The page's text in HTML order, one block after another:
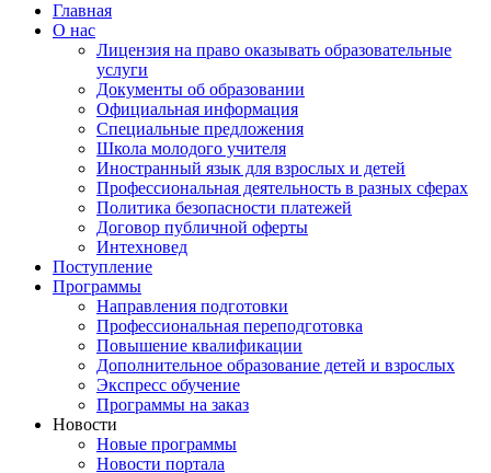
Главная
О нас
Лицензия на право оказывать образовательные
услуги
Документы об образовании
Официальная информация
Специальные предложения
Школа молодого учителя
Иностранный язык для взрослых и детей
Профессиональная деятельность в разных сферах
Политика безопасности платежей
Договор публичной оферты
Интехновед
Поступление
Программы
Направления подготовки
Профессиональная переподготовка
Повышение квалификации
Дополнительное образование детей и взрослых
Экспресс обучение
Программы на заказ
Новости
Новые программы
Новости портала